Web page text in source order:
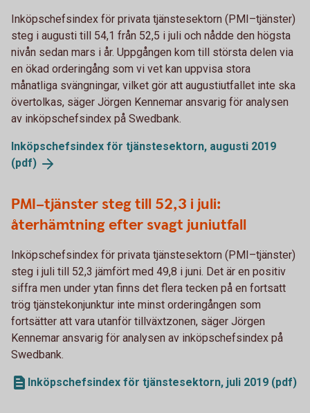
Inköpschefsindex för privata tjänstesektorn (PMI–tjänster)
steg i augusti till 54,1 från 52,5 i juli och nådde den högsta
nivån sedan mars i år. Uppgången kom till största delen via
en ökad orderingång som vi vet kan uppvisa stora
månatliga svängningar, vilket gör att augustiutfallet inte ska
övertolkas, säger Jörgen Kennemar ansvarig för analysen
av inköpschefsindex på Swedbank.
Inköpschefsindex för tjänstesektorn, augusti 2019
(pdf)
PMI–tjänster steg till 52,3 i juli:
återhämtning efter svagt juniutfall
Inköpschefsindex för privata tjänstesektorn (PMI–tjänster)
steg i juli till 52,3 jämfört med 49,8 i juni. Det är en positiv
siffra men under ytan finns det flera tecken på en fortsatt
trög tjänstekonjunktur inte minst orderingången som
fortsätter att vara utanför tillväxtzonen, säger Jörgen
Kennemar ansvarig för analysen av inköpschefsindex på
Swedbank.
Inköpschefsindex för tjänstesektorn, juli 2019 (pdf)